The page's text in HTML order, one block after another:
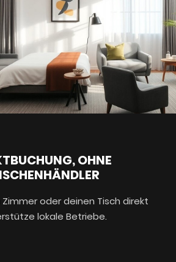
OHNE
oder deinen Tisch direkt
lokale Betriebe.